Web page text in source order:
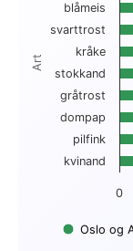
The chart has 1
The chart has 1
Art
Oslo og
0
blåmeis
svarttrost
kråke
stokkand
gråtrost
dompap
pilfink
kvinand